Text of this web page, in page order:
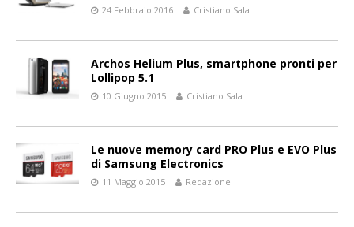
24 Febbraio 2016 Cristiano Sala
Archos Helium Plus, smartphone pronti per
Lollipop 5.1
10 Giugno 2015 Cristiano Sala
Le nuove memory card PRO Plus e EVO Plus
di Samsung Electronics
11 Maggio 2015 Redazione